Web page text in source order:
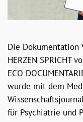
Die Dokumentation
HERZEN SPRICHT
ECO
wurde mit dem
für Psychiatrie und